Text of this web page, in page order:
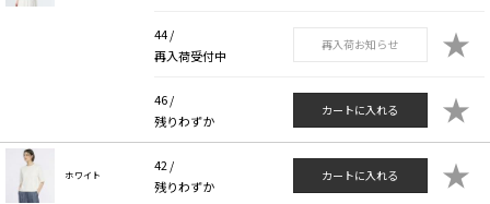
44 /
再入荷受付中
再入荷お知らせ ★
46 /
残りわずか
カートに入れる ★
ホワイト
42 /
残りわずか
カートに入れる ★